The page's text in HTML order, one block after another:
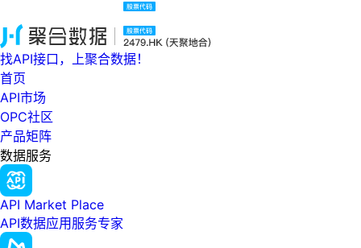
找API接口，上聚合数据！
首页
API市场
OPC社区
产品矩阵
数据服务
API Market Place
API数据应用服务专家